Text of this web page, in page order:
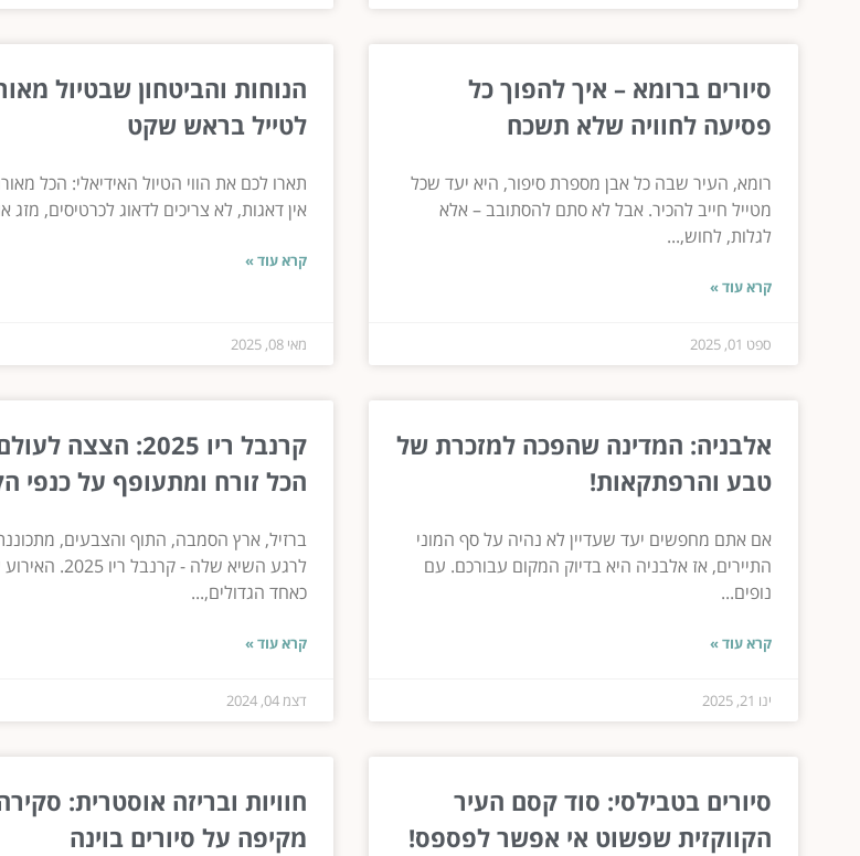
סיורים ברומא – איך להפוך כל
פסיעה לחוויה שלא תשכח
רומא, העיר שבה כל אבן מספרת סיפור, היא יעד שכל
מטייל חייב להכיר. אבל לא סתם להסתובב – אלא
לגלות, לחוש,...
קרא עוד »
ספט 01, 2025
הנוחות והביטחון שבטיול
לטייל בראש שקט
תארו לכם את הווי הטיול האידיאלי: הכל
אין דאגות, לא צריכים לדאוג לכרטיסים, מזג
קרא עוד »
מאי 08, 2025
אלבניה: המדינה שהפכה למזכרת של
טבע והרפתקאות!
אם אתם מחפשים יעד שעדיין לא נהיה על סף המוני
התיירים, אז אלבניה היא בדיוק המקום עבורכם. עם
נופים...
קרא עוד »
ינו 21, 2025
קרנבל ריו 2025: הצצה
הכל זורח ומתעופף על כנפי
ברזיל, ארץ הסמבה, התוף והצבעים,
לרגע השיא שלה - קרנבל
כאחד הגדולים,...
קרא עוד »
דצמ 04, 2024
סיורים בטבילסי: סוד קסם העיר
הקווקזית שפשוט אי אפשר לפספס!
חוויות ובריזה אוסטרית:
מקיפה על סיורים בוינה